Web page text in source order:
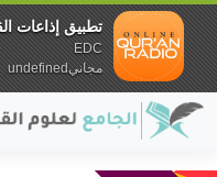
تطبيق إذاعات
EDC
مجانيundefined